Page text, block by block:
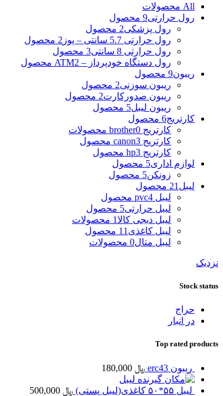
All محصولات
رول حرارتی9 محصول
رول پزشکی2 محصول
رول حرارتی 5.7 سانتی – پوز
2 محصول
رول حرارتی 8 سانتی
3 محصول
رول دستگاه خودپرداز – ATM 2 محصول
ریبون9 محصول
ریبون سوزنی2 محصول
ریبون صدورکارت2 محصول
ریبون لیبل5 محصول
کارتریج6 محصول
کارتریج brother 0 محصولات
کارتریج canon 3 محصول
کارتریج hp 3 محصول
لوازم اداری5 محصول
زونکن5 محصول
لیبل 21 محصول
لیبل pvc 4 محصول
لیبل حرارتی5 محصول
لیبل دیجی کالا1 محصولات
لیبل کاغذی 11 محصول
لیبل متال0 محصولات
نزدیک
Stock status
حراج
در انبار
Top rated products
ریبون erc43 ﷼
لیبل
لیبل ۵۵*۵۰ کاغذی(لیبل پستی)
﷼